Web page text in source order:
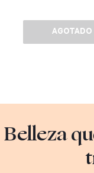
AGOTADO
Belleza